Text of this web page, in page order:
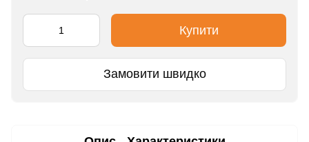
Купити
Замовити швидко